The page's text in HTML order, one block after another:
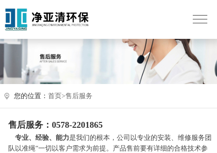
您的位置： 首页>售后服务
售后服务：0578-2201865
专业、经验、能力是我们的根本，公司以专业的安装、维修服务团
队以准绳“一切以客户需求为前提。产品售前要有详细的合格技术参